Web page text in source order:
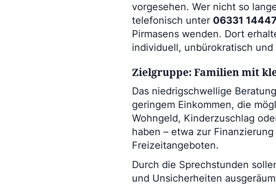
vorgesehen. Wer nicht so
telefonisch unter 06331
Pirmasens wenden. Dort
individuell, unbürokratisch und
Zielgruppe: Familien mit
Das niedrigschwellige
geringem Einkommen, die
Wohngeld, Kinderzuschlag
haben – etwa zur
Freizeitangeboten.
Durch die Sprechstunden
und Unsicherheiten